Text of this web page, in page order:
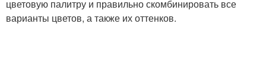
Квартиры с
восточными окнами
Квартиры с западными
цветовую палитру и правильно скомбинировать все
варианты цветов, а также их оттенков.